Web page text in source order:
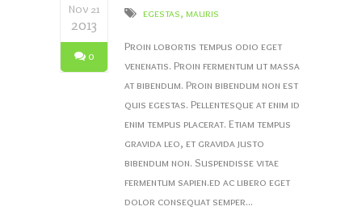
Nov 21
2013
0
egestas, mauris
Proin lobortis tempus odio eget
venenatis. Proin fermentum ut massa
at bibendum. Proin bibendum non est
quis egestas. Pellentesque at enim id
enim tempus placerat. Etiam tempus
gravida leo, et gravida justo
bibendum non. Suspendisse vitae
fermentum sapien.ed ac libero eget
dolor consequat semper...